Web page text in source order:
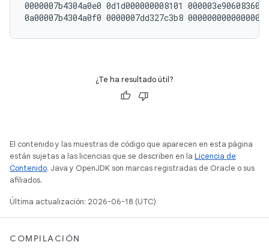
0a00007b4304a0f0 0000007dd327c3b8
¿Te ha resultado útil?
El contenido y las muestras de código que aparecen en esta página
están sujetas a las licencias que se describen en la Licencia de
Contenido. Java y OpenJDK son marcas registradas de Oracle o sus
afiliados.
Última actualización: 2026-06-18 (UTC)
COMPILACIÓN